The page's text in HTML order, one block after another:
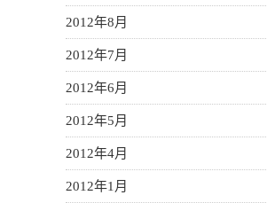
2012年8月
2012年7月
2012年6月
2012年5月
2012年4月
2012年1月